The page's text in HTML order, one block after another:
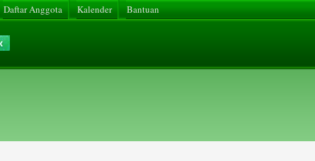
Anggota Kalender Bantuan